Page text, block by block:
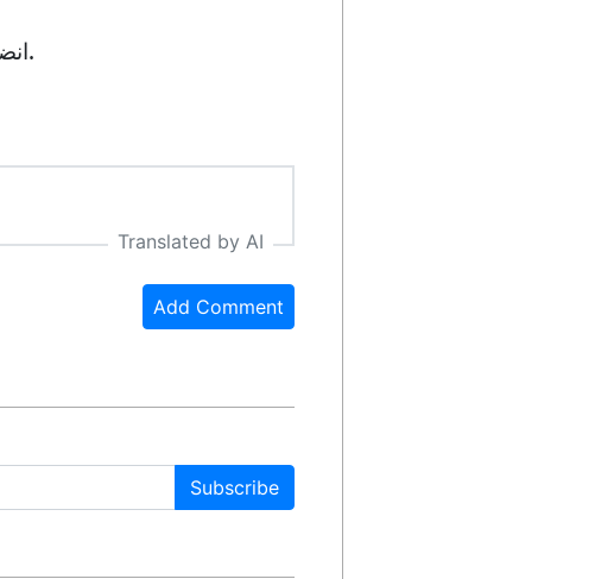
انضم إلينا بينما نعيش هذه الأوقات التحويلية ونزدهر معًا في هذا المشهد الديناميكي.
Translated by AI
Add Comment
Subscribe